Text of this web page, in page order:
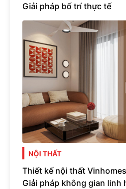
Giải pháp bố trí thực tế
NỘI THẤT
Thiết kế nội thất
Giải pháp không gian linh